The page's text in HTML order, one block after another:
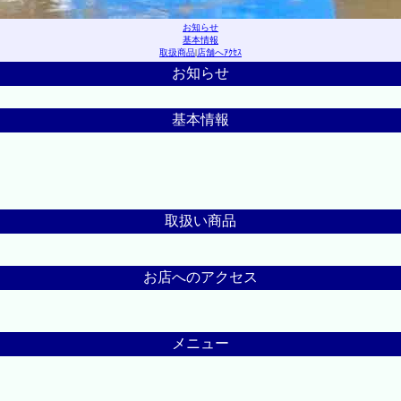
お知らせ
基本情報
取扱商品|店舗へｱｸｾｽ
お知らせ
基本情報
取扱い商品
お店へのアクセス
メニュー